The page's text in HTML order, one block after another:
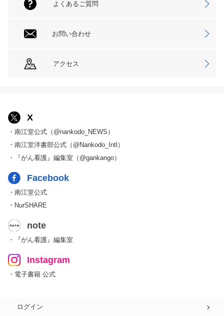
よくあるご質問
お問い合わせ
アクセス
X
・南江堂公式（@nankodo_NEWS）
・南江堂洋書部公式（@Nankodo_Intl）
・『がん看護』編集室（@gankango）
Facebook
・南江堂公式
・NurSHARE
note
・『がん看護』編集室
Instagram
・電子書籍 公式
ログイン